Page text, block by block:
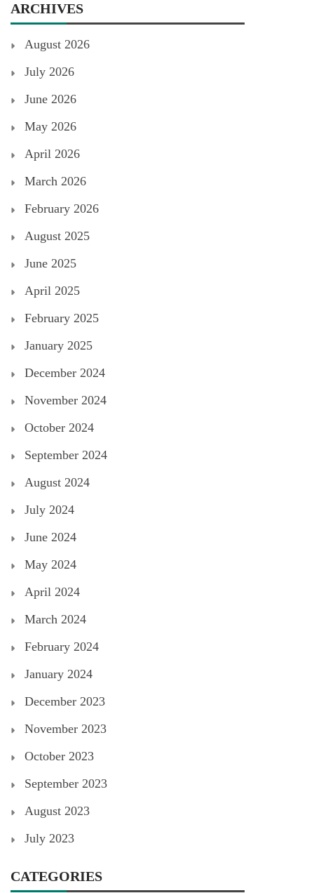
ARCHIVES
August 2026
July 2026
June 2026
May 2026
April 2026
March 2026
February 2026
August 2025
June 2025
April 2025
February 2025
January 2025
December 2024
November 2024
October 2024
September 2024
August 2024
July 2024
June 2024
May 2024
April 2024
March 2024
February 2024
January 2024
December 2023
November 2023
October 2023
September 2023
August 2023
July 2023
CATEGORIES